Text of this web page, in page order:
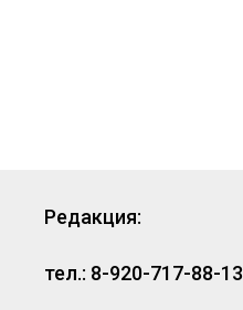
Редакция:
тел.: 8-920-717-88-13